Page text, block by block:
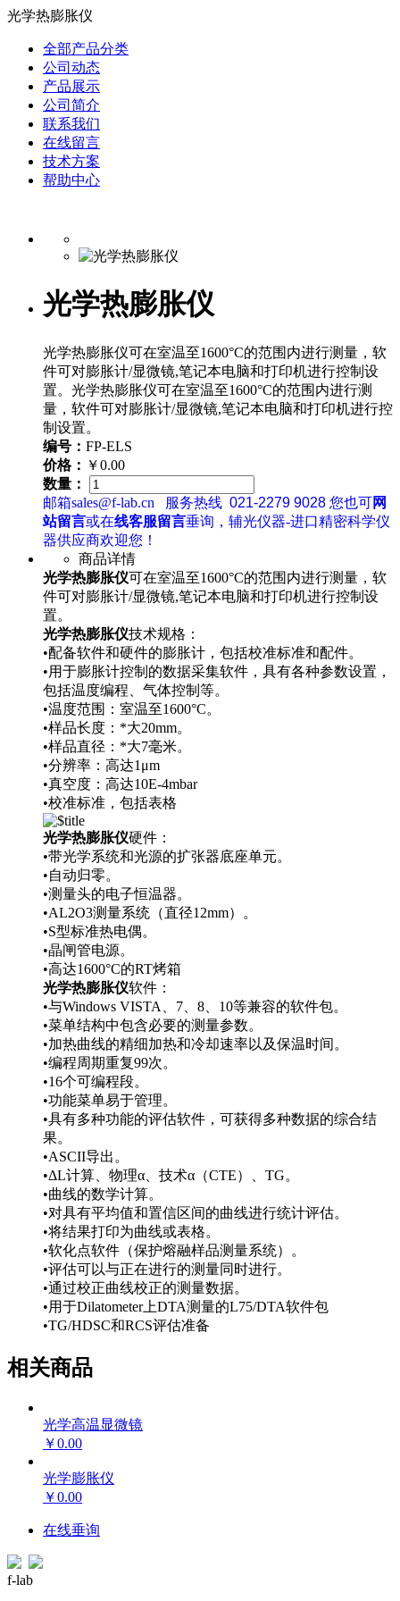
光学热膨胀仪
全部产品分类
公司动态
产品展示
公司简介
联系我们
在线留言
技术方案
帮助中心
光学热膨胀仪
光学热膨胀仪可在室温至1600°C的范围内进行测量，软
件可对膨胀计/显微镜,笔记本电脑和打印机进行控制设
置。光学热膨胀仪可在室温至1600°C的范围内进行测
量，软件可对膨胀计/显微镜,笔记本电脑和打印机进行控
制设置。
编号： FP-ELS
价格： ￥0.00
数量：
邮箱sales@f-lab.cn
服务热线 021-2279 9028 您也可网
站留言或在线客服留言垂询，辅光仪器-进口精密科学仪
器供应商欢迎您！
商品详情
光学热膨胀仪可在室温至1600°C的范围内进行测量，软
件可对膨胀计/显微镜,笔记本电脑和打印机进行控制设
置。
光学热膨胀仪技术规格：
•配备软件和硬件的膨胀计，包括校准标准和配件。
•用于膨胀计控制的数据采集软件，具有各种参数设置，
包括温度编程、气体控制等。
•温度范围：室温至1600°C。
•样品长度：*大20mm。
•样品直径：*大7毫米。
•分辨率：高达1μm
•真空度：高达10E-4mbar
•校准标准，包括表格
光学热膨胀仪硬件：
•带光学系统和光源的扩张器底座单元。
•自动归零。
•测量头的电子恒温器。
•AL2O3测量系统（直径12mm）。
•S型标准热电偶。
•晶闸管电源。
•高达1600°C的RT烤箱
光学热膨胀仪软件：
•与Windows VISTA、7、8、10等兼容的软件包。
•菜单结构中包含必要的测量参数。
•加热曲线的精细加热和冷却速率以及保温时间。
•编程周期重复99次。
•16个可编程段。
•功能菜单易于管理。
•具有多种功能的评估软件，可获得多种数据的综合结
果。
•ASCII导出。
•ΔL计算、物理α、技术α（CTE）、TG。
•曲线的数学计算。
•对具有平均值和置信区间的曲线进行统计评估。
•将结果打印为曲线或表格。
•软化点软件（保护熔融样品测量系统）。
•评估可以与正在进行的测量同时进行。
•通过校正曲线校正的测量数据。
•用于Dilatometer上DTA测量的L75/DTA软件包
•TG/HDSC和RCS评估准备
相关商品
光学高温显微镜
￥0.00
光学膨胀仪
￥0.00
在线垂询
f-lab